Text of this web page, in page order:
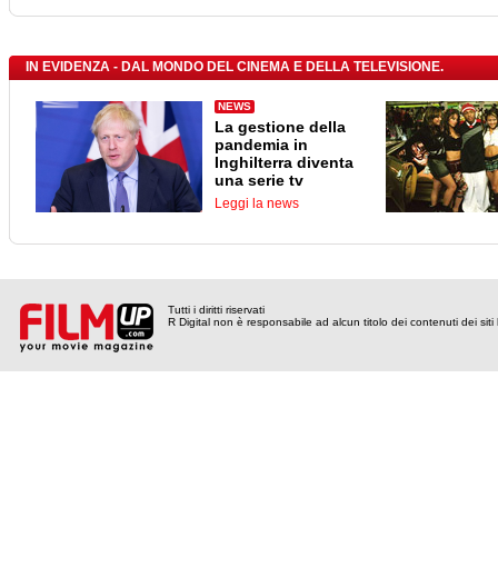
IN EVIDENZA - DAL MONDO DEL CINEMA E DELLA TELEVISIONE.
NEWS
La gestione della
pandemia in
Inghilterra diventa
una serie tv
Leggi la news
Tutti i diritti riservati
R Digital non è responsabile ad alcun titolo dei contenuti dei siti